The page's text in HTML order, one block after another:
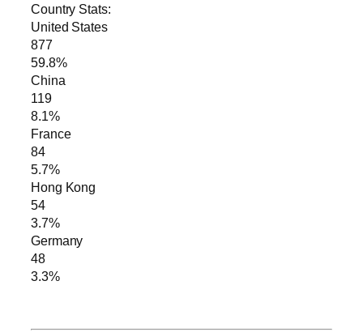
Country Stats:
United States
877
59.8%
China
119
8.1%
France
84
5.7%
Hong Kong
54
3.7%
Germany
48
3.3%